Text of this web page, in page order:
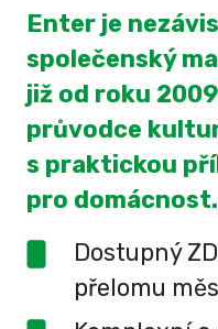
Enter je
společenský
již od roku
průvodce
s praktickou
pro domácnost.
Dostupný
přelomu